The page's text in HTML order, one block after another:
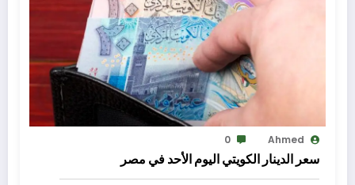
Ahmed
0
سعر الدينار الكويتي اليوم الأحد في مصر